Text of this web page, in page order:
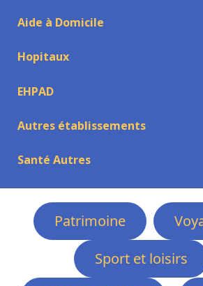
Aide à Domicile
Hopitaux
EHPAD
Autres établissements
Santé Autres
Patrimoine
Sport et loisirs